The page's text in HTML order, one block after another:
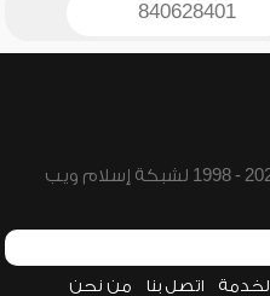
840628401
اتصل بنا من نحن